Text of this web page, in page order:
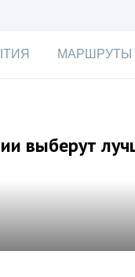
МАРШРУТЫ
выберут